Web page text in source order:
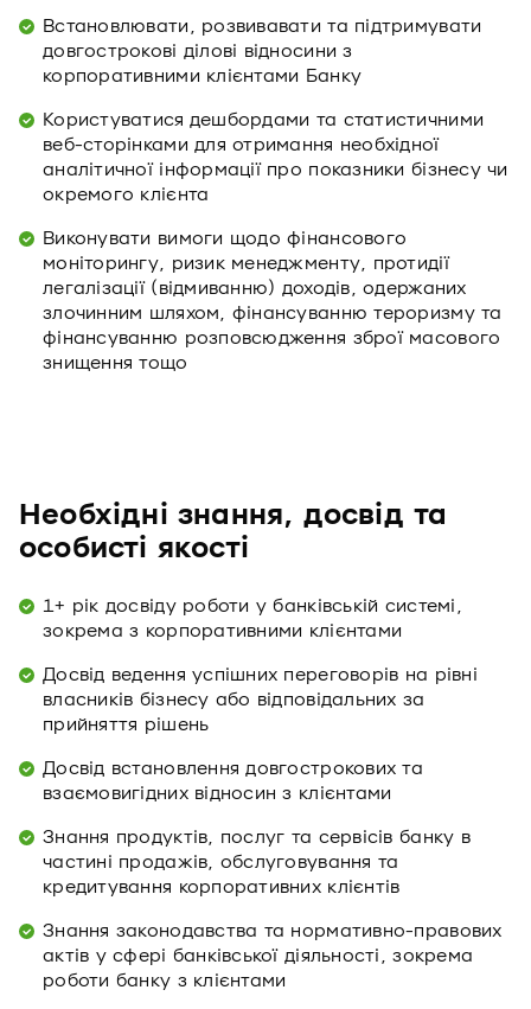
Встановлювати, розвивавати та підтримувати
довгострокові ділові відносини з
корпоративними клієнтами Банку
Користуватися дешбордами та статистичними
веб-сторінками для отримання необхідної
аналітичної інформації про показники бізнесу чи
окремого клієнта
Виконувати вимоги щодо фінансового
моніторингу, ризик менеджменту, протидії
легалізації (відмиванню) доходів, одержаних
злочинним шляхом, фінансуванню тероризму та
фінансуванню розповсюдження зброї масового
знищення тощо
Необхідні знання, досвід та
особисті якості
1+ рік досвіду роботи у банківській системі,
зокрема з корпоративними клієнтами
Досвід ведення успішних переговорів на рівні
власників бізнесу або відповідальних за
прийняття рішень
Досвід встановлення довгострокових та
взаємовигідних відносин з клієнтами
Знання продуктів, послуг та сервісів банку в
частині продажів, обслуговування та
кредитування корпоративних клієнтів
Знання законодавства та нормативно-правових
актів у сфері банківської діяльності, зокрема
роботи банку з клієнтами